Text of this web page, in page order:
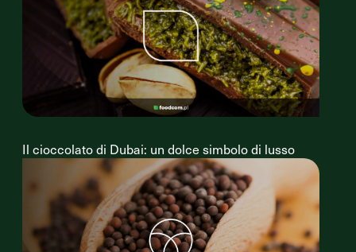
Il cioccolato di Dubai: un dolce simbolo di lusso